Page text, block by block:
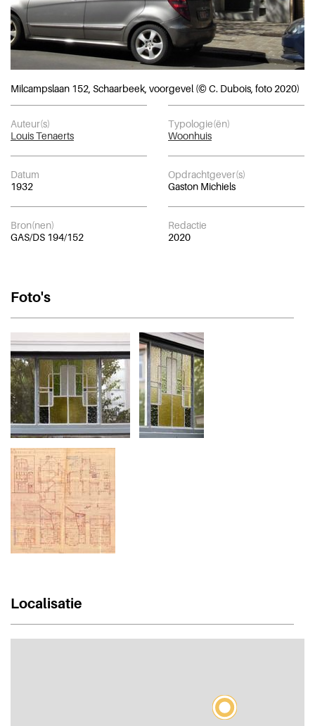
Milcampslaan 152, Schaarbeek, voorgevel (© C. Dubois, foto 2020)
Auteur(s)
Louis Tenaerts
Typologie(ën)
Woonhuis
Datum
1932
Opdrachtgever(s)
Gaston Michiels
Bron(nen)
GAS/DS 194/152
Redactie
2020
Foto's
Localisatie